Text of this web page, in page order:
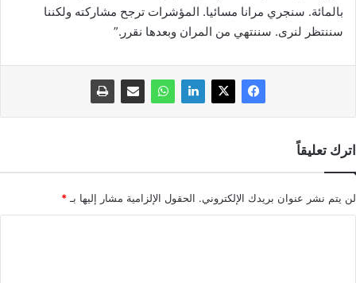
بالمائة. سنجري مرانا مسائيا. المؤشرات ترجح مشاركته ولكننا
سننتظر لنرى. سننتهي من المران وبعدها نقرر.”
اترك تعليقاً
لن يتم نشر عنوان بريدك الإلكتروني. الحقول الإلزامية مشار إليها بـ *